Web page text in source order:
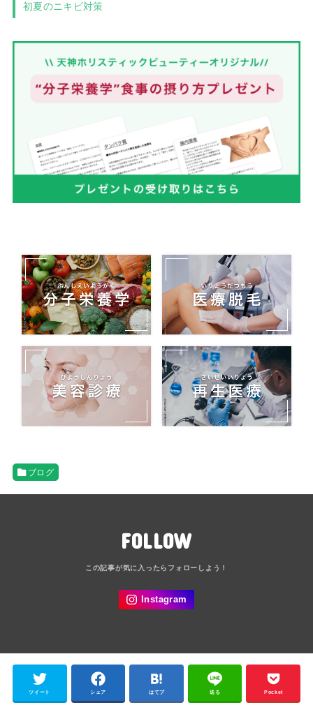
初夏のニキビ対策
ブログ
FOLLOW
ツイート シェア はてブ 送る Pocket